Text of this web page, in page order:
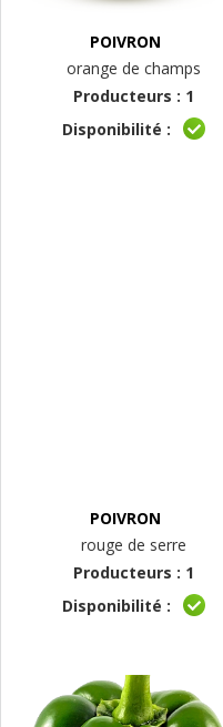
POIVRON
orange de champs
Producteurs : 1
Disponibilité :
POIVRON
rouge de serre
Producteurs : 1
Disponibilité :